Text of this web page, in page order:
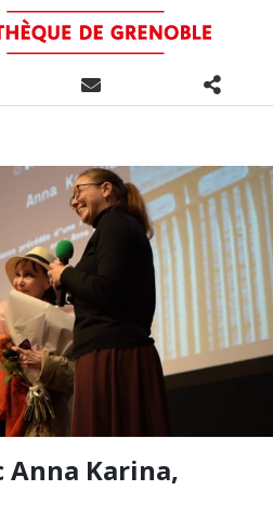
Anna Karina,